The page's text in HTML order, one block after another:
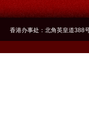
香港办事处：北角英皇道